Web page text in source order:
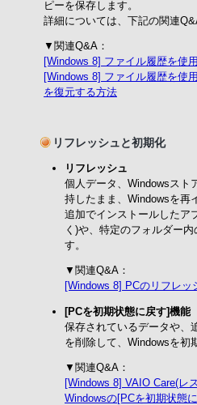
ピーを保存します。
詳細については、下記の関連
▼関連Q&A：
[Windows 8] ファイル履歴を使
[Windows 8] ファイル履歴を使
を復元する方法
リフレッシュと初期化
リフレッシュ
個人データ、Windowsスト
持したまま、Windowsを再
追加でインストールしたア
く)や、特定のフォルダー
す。
▼関連Q&A：
[Windows 8] PCのリフレ
[PCを初期状態に戻す]機能
保存されているデータや、
を削除して、Windowsを初
▼関連Q&A：
[Windows 8] VAIO Care(レ
Windowsの[PCを初期状態